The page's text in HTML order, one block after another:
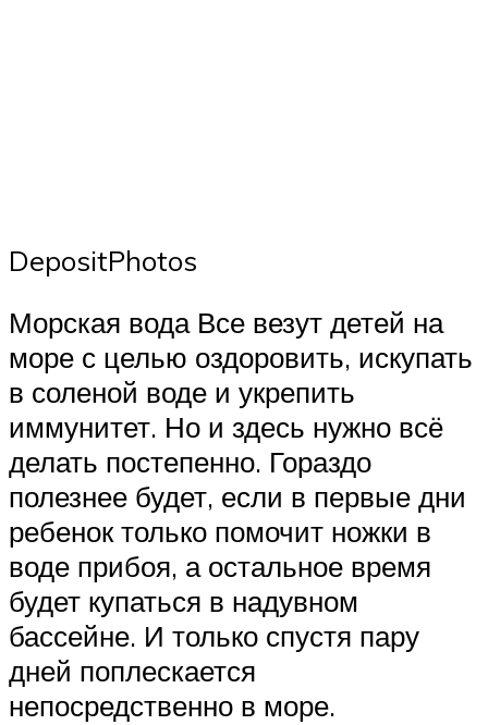
DepositPhotos
Морская вода Все везут детей на
море с целью оздоровить, искупать
в соленой воде и укрепить
иммунитет. Но и здесь нужно всё
делать постепенно. Гораздо
полезнее будет, если в первые дни
ребенок только помочит ножки в
воде прибоя, а остальное время
будет купаться в надувном
бассейне. И только спустя пару
дней поплескается
непосредственно в море.